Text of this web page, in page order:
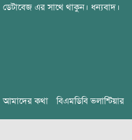
ডেটাবেজ এর সাথে থাকুন। ধন্যবাদ।
আমাদের কথা বিএমডিবি ভলান্টিয়ার